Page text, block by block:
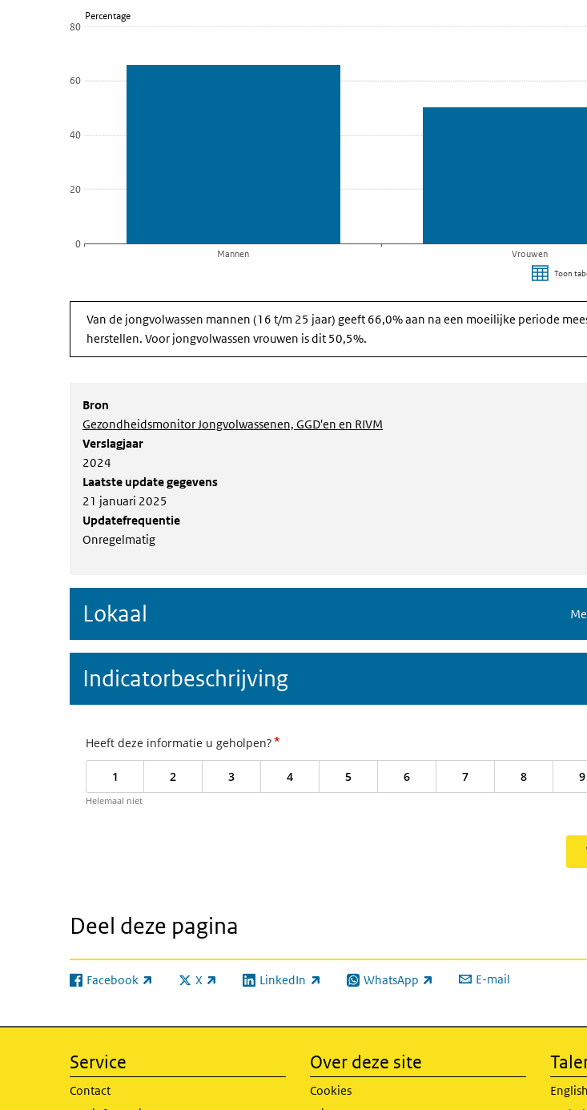
16 t/m 25 jaar
De grafiek heeft 1 X-as die categories weergeeft.
De grafiek heeft 1 Y-as die Percentage weergeeft.
Percentage
0
20
40
60
80
Mannen Vrouwen
Toon
Van de jongvolwassen mannen (16 t/m 25 jaar) geeft 66,0% aan na een moeilijke periode
herstellen. Voor jongvolwassen vrouwen is dit 50,5%.
Bron
Gezondheidsmonitor Jongvolwassenen, GGD'en en RIVM
Verslagjaar
2024
Laatste update gegevens
21 januari 2025
Updatefrequentie
Onregelmatig
Lokaal
Indicatorbeschrijving
Heeft deze informatie u geholpen?*
1 2 3 4 5 6 7 8 9
Helemaal niet
Deel deze pagina
Facebook
(externe link) X
(externe link) LinkedIn
(externe link) WhatsApp
(externe link) E-mail
Service
Contact
Over deze site
Cookies
English